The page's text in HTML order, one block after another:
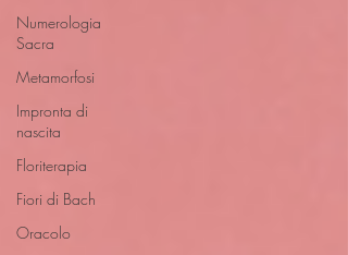
Numerologia
Sacra
Metamorfosi
Impronta di
nascita
Floriterapia
Fiori di Bach
Oracolo